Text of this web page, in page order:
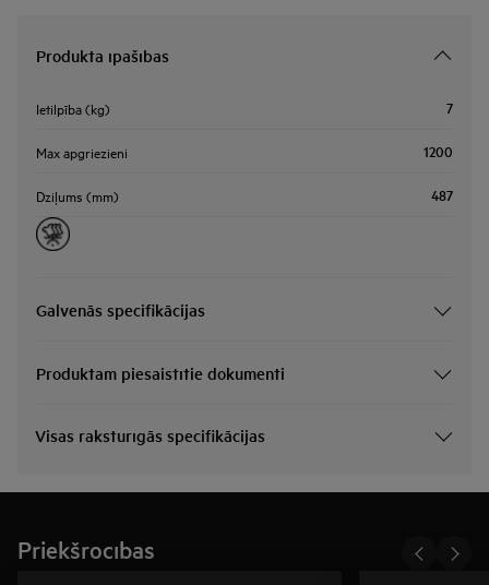
Produkta īpašības
Ietilpība (kg) 7
Max apgriezieni 1200
Dziļums (mm) 487
Galvenās specifikācijas
Produktam piesaistītie dokumenti
Visas raksturīgās specifikācijas
Priekšrocības